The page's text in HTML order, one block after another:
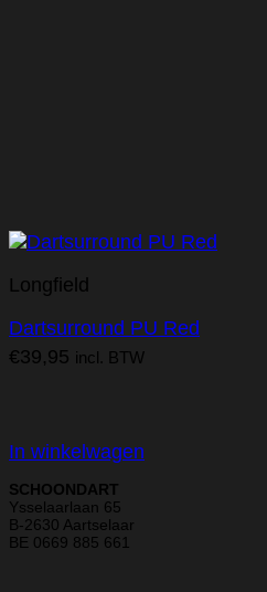
Longfield
Dartsurround PU Red
€39,95 incl. BTW
In winkelwagen
SCHOONDART
Ysselaarlaan 65
B-2630 Aartselaar
BE 0669 885 661